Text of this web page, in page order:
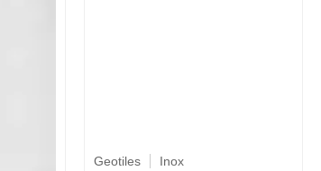
Geotiles Inox